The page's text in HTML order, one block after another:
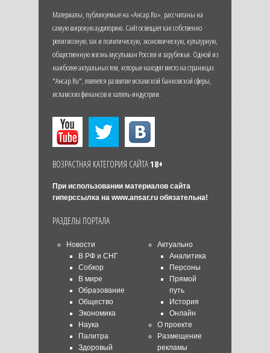
Материалы, публикуемые на «Ансар.Ru», рассчитаны на
самую широкую аудиторию. Сайт освещает как собственно
религиозную, так и политическую, экономическую, культурную,
общественную жизнь мусульман России и зарубежья. Одной из
наиболее актуальных тем, которые находят место на страницах
"Ансар.Ru", является развитие исламской банковской сферы,
исламских финансов и халяль-индустрии.
ВОЗРАСТНАЯ КАТЕГОРИЯ САЙТА18+
При использовании материалов сайта
гиперссылка на www.ansar.ruобязательна!
РАЗДЕЛЫ ПОРТАЛА
Новости
В РФ и СНГ
Собкор
В мире
Образование
Общество
Экономика
Наука
Палитра
Здоровый
Актуально
Аналитика
Персоны
Прямой
путь
История
Онлайн
О проекте
Размещение
рекламы